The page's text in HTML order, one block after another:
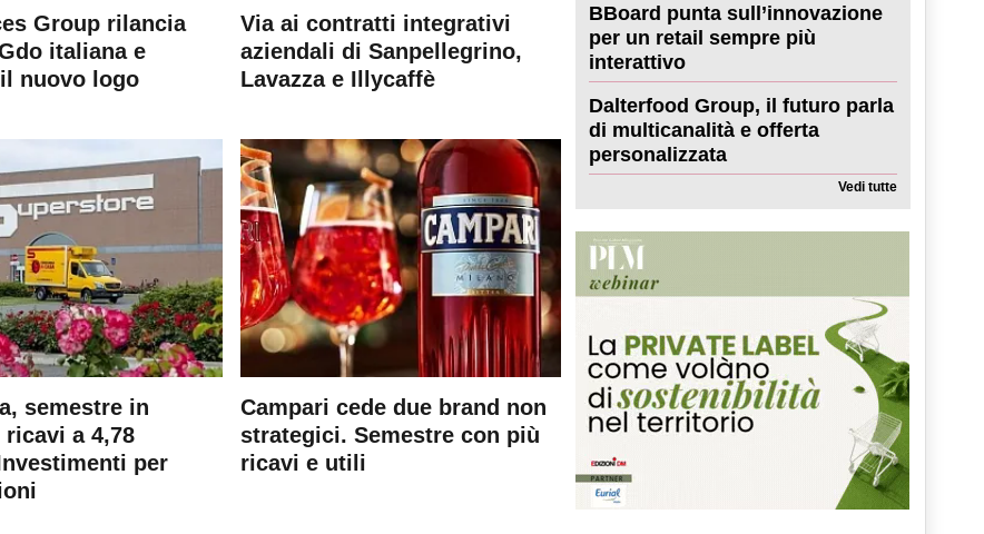
Group rilancia
italiana e
nuovo logo
Via ai contratti integrativi
aziendali di Sanpellegrino,
Lavazza e Illycaffè
semestre in
a 4,78
per
Campari cede due brand non
strategici. Semestre con più
ricavi e utili
BBoard punta sull’innovazione
per un retail sempre più
interattivo
Dalterfood Group, il futuro parla
di multicanalità e offerta
personalizzata
Vedi tutte